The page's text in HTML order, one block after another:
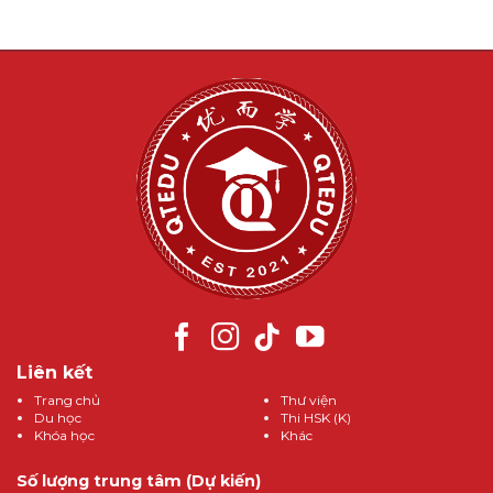
Liên kết
Trang chủ
Du học
Khóa học
Thư viện
Thi HSK (K)
Khác
Số lượng trung tâm (Dự kiến)